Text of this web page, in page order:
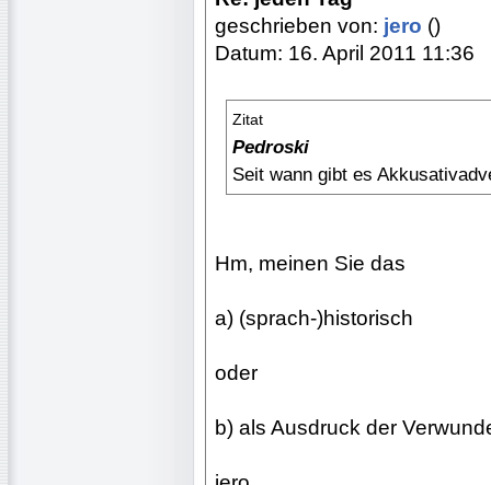
geschrieben von: jero ()
Datum: 16. April 2011 11:36
Zitat
Pedroski
Seit wann gibt es
Hm, meinen Sie das
a) (sprach-)historisch
oder
b) als Ausdruck der